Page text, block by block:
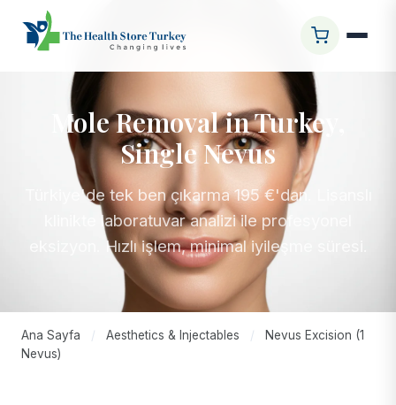
Mole Removal in Turkey,
Single Nevus
Türkiye'de tek ben çıkarma 195 €'dan. Lisanslı
klinikte laboratuvar analizi ile profesyonel
eksizyon. Hızlı işlem, minimal iyileşme süresi.
Ana Sayfa / Aesthetics & Injectables /
Nevus Excision (1
Nevus)